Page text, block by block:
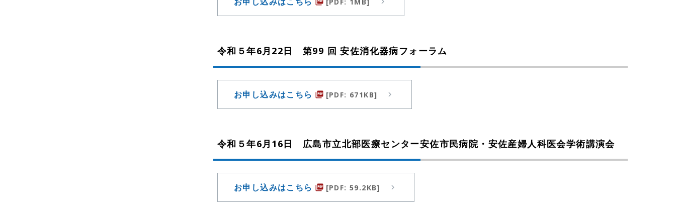
令和５年6月22日 第99 回 安佐消化器病フォーラム
お申し込みはこちら picture_as_pdf [PDF: 671KB]
令和５年6月16日 広島市立北部医療センター安佐市民病院・安佐産婦人科医会学術講演会
お申し込みはこちら picture_as_pdf [PDF: 59.2KB]